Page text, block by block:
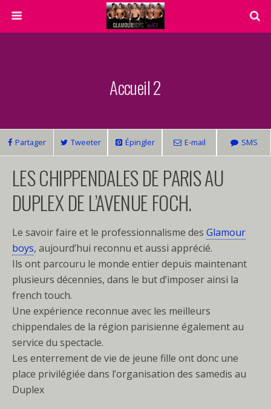
Accueil 2
Partager Tweeter Épingler E-mail SMS
LES CHIPPENDALES DE PARIS AU
DUPLEX DE L’AVENUE FOCH.
Le savoir faire et le professionnalisme des Glamour
boys, aujourd’hui reconnu et aussi apprécié.
Ils ont parcouru le monde entier depuis maintenant
plusieurs décennies, dans le but d’imposer ainsi la
french touch.
Une expérience reconnue avec les meilleurs
chippendales de la région parisienne également au
service du spectacle.
Les enterrement de vie de jeune fille ont donc une
place privilégiée dans l’organisation des samedis au
Duplex